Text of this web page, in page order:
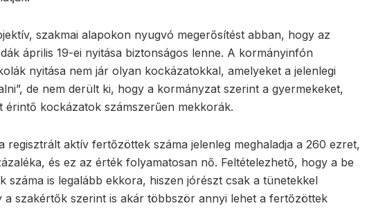
szakmai alapokon nyugvó megerősítést abban, hogy az
április 19-ei nyitása biztonságos lenne. A kormányinfón
nyitása nem jár olyan kockázatokkal, amelyeket a jelenlegi
de nem derült ki, hogy a kormányzat szerint a gyermekeket,
érintő kockázatok számszerűen mekkorák.
regisztrált aktív fertőzöttek száma jelenleg meghaladja a 260 ezret,
és ez az érték folyamatosan nő. Feltételezhető, hogy a be
száma is legalább ekkora, hiszen jórészt csak a tünetekkel
a szakértők szerint is akár többször annyi lehet a fertőzöttek